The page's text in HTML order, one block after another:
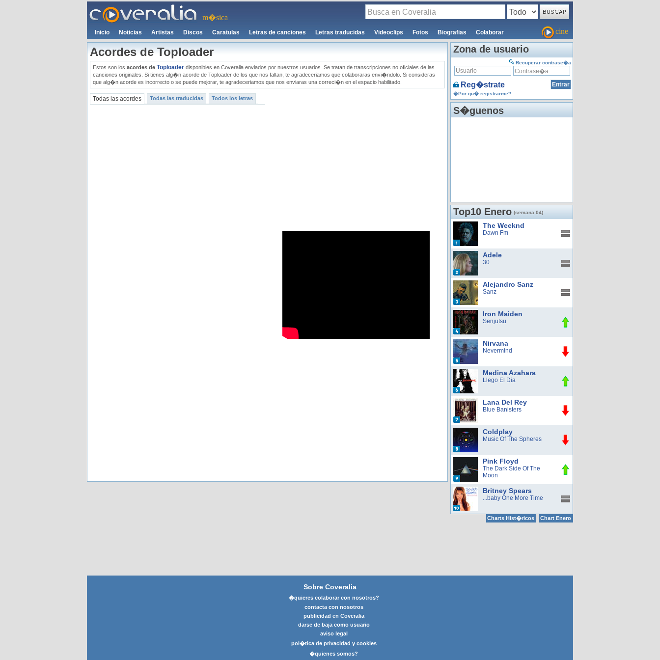
m�sica
Inicio Noticias Artistas Discos Caratulas Letras de canciones Letras traducidas Videoclips Fotos Biografias Colaborar cine
Acordes de Toploader
Estos son los acordes de Toploader disponibles en Coveralia enviados por nuestros usuarios. Se tratan de transcripciones no oficiales de las
canciones originales. Si tienes alg�n acorde de Toploader de los que nos faltan, te agradeceriamos que colaboraras envi�ndolo. Si consideras
que alg�n acorde es incorrecto o se puede mejorar, te agradeceriamos que nos enviaras una correci�n en el espacio habilitado.
Todas las acordes Todas las traducidas Todos los letras
Zona de usuario
Recuperar contrase�a
Reg�strate
�Por qu� registrarme?
S�guenos
Top10 Enero (semana 04)
The Weeknd
Dawn Fm
Adele
30
Alejandro Sanz
Sanz
Iron Maiden
Senjutsu
Nirvana
Nevermind
Medina Azahara
Llego El Dia
Lana Del Rey
Blue Banisters
Coldplay
Music Of The Spheres
Pink Floyd
The Dark Side Of The
Moon
Britney Spears
...baby One More Time
Charts Hist�ricos Chart Enero
Sobre Coveralia
�quieres colaborar con nosotros?
contacta con nosotros
publicidad en Coveralia
darse de baja como usuario
aviso legal
pol�tica de privacidad y cookies
�quienes somos?